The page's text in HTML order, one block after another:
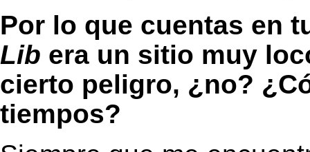
Por lo que cuentas en
Lib era un sitio muy
cierto peligro, ¿no?
tiempos?